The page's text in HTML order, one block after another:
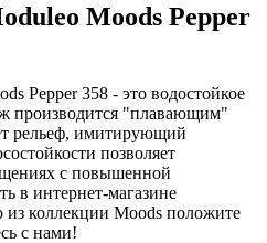
Moods Pepper
Pepper 358 - это водостойкое
производится "плавающим"
рельеф, имитирующий
позволяет
с повышенной
в интернет-магазине
коллекции Moods положите
с нами!